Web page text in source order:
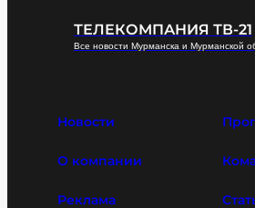
ТЕЛЕКОМПАНИЯ ТВ-21
Все новости Мурманска и Мурманской
Новости
О компании
Реклама